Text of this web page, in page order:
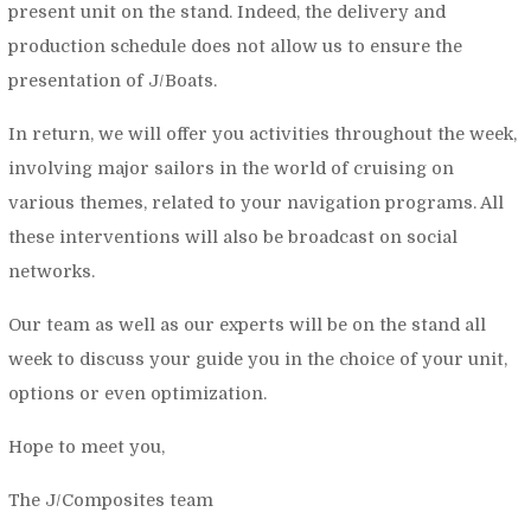
present unit on the stand. Indeed, the delivery and
production schedule does not allow us to ensure the
presentation of J/Boats.
In return, we will offer you activities throughout the week,
involving major sailors in the world of cruising on
various themes, related to your navigation programs. All
these interventions will also be broadcast on social
networks.
Our team as well as our experts will be on the stand all
week to discuss your guide you in the choice of your unit,
options or even optimization.
Hope to meet you,
The J/Composites team